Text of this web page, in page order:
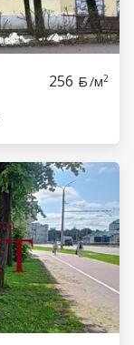
256 /м2